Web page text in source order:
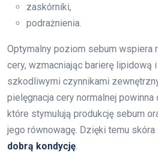
zaskórniki,
podrażnienia.
Optymalny poziom sebum wspiera
cery, wzmacniając barierę lipidową
szkodliwymi czynnikami
pielęgnacja cery normalnej powinna
które stymulują produkcję sebum
jego równowagę. Dzięki temu
dobrą kondycję.